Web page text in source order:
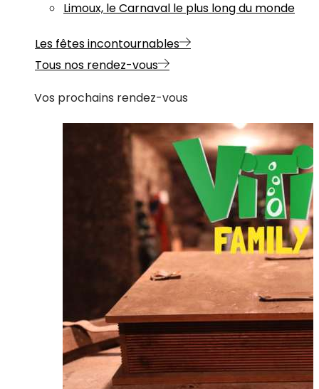
Limoux, le Carnaval le plus long du monde
Les fêtes incontournables
Tous nos rendez-vous
Vos prochains rendez-vous